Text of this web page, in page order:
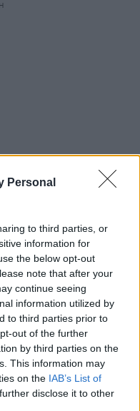
Personal
to third parties, or
information for
the below opt-out
note that after your
continue seeing
information utilized by
to third parties prior to
out of the further
by third parties on the
This information may
on the IAB’s List of
disclose it to other
Marfin: Η 46χρονη
προθεσμία για να